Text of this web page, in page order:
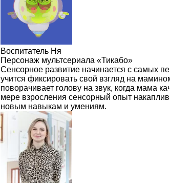
Воспитатель Ня
Персонаж мультсериала «Тикабо»
Сенсорное развитие начинается с самых
учится фиксировать свой взгляд на
поворачивает голову на звук, когда мама
мере взросления сенсорный опыт
новым навыкам и умениям.